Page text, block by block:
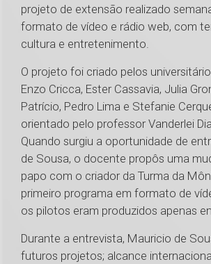
projeto de extensão realizado
formato de vídeo e rádio web, com
cultura e entretenimento.
O projeto foi criado pelos
Enzo Cricca, Ester Cassavia, Julia
Patrício, Pedro Lima e Stefanie
orientado pelo professor Vanderlei
Quando surgiu a oportunidade de
de Sousa, o docente propôs uma
papo com o criador da Turma da
primeiro programa em formato de
os pilotos eram produzidos apenas
Durante a entrevista, Mauricio de
futuros projetos; alcance